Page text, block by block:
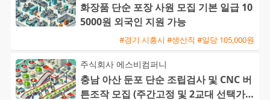
화장품 단순 포장 사원 모집 기본 일급 10
5000원 외국인 지원 가능
#경기 시흥시 #생산직 #일당 105,000원
주식회사 에스비컴퍼니
충남 아산 둔포 단순 조립검사 및 CNC 버
튼조작 모집 (주간고정 및 2교대 선택가능